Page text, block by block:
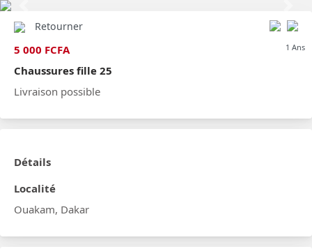
Retourner
5 000 FCFA 1 Ans
Chaussures fille 25
Livraison possible
Détails
Localité
Ouakam, Dakar